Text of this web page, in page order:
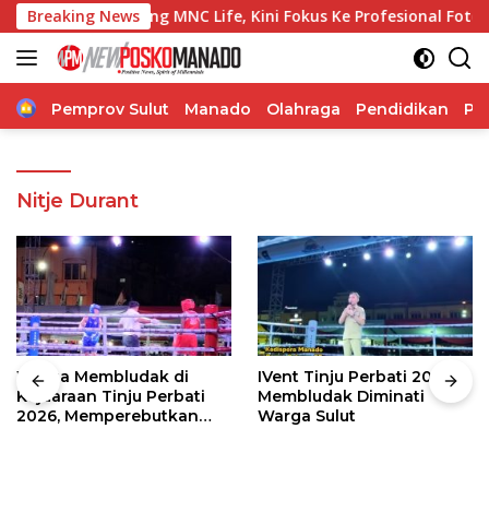
Langsung
ke
konten
Breaking News
Cabang MNC Life, Kini Fokus Ke Profesional Fotografi
Home
Pemprov Sulut Manado Olahraga Pendidikan
Nitje Durant
Warga Membludak di
Kejuaraan Tinju Perbati
2026, Memperebutkan
IVent Tinju Perbati 2026
Membludak Diminati
Warga Sulut